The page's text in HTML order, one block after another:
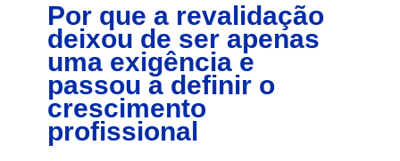
Por que a revalidação
deixou de ser apenas
uma exigência e
passou a definir o
crescimento
profissional